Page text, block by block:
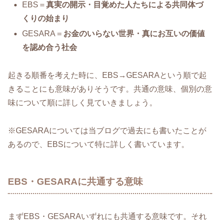
EBS＝真実の開示・目覚めた人たちによる共同体づ
くりの始まり
GESARA＝ お金のいらない世界・真にお互いの価値
を認め合う社会
起きる順番を考えた時に、EBS→GESARAという順で起
きることにも意味がありそうです。共通の意味、個別の意
味について順に詳しく見ていきましょう。
※GESARAについては当ブログで過去にも書いたことが
あるので、EBSについて特に詳しく書いています。
EBS・GESARAに共通する意味
まずEBS・GESARAいずれにも共通する意味です。それ